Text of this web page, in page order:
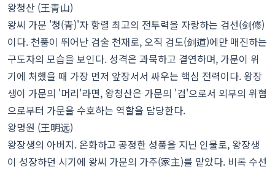
왕청산 (王青山)
왕씨 가문 '청(青)'자 항렬 최고의 전투력을 자랑하는 검선(剑修)
이다. 천품이 뛰어난 검술 천재로, 오직 검도(剑道)에만 매진하는
구도자의 모습을 보인다. 성격은 과묵하고 결연하며, 가문이 위
기에 처했을 때 가장 먼저 앞장서서 싸우는 핵심 전력이다. 왕장
생이 가문의 '머리'라면, 왕청산은 가문의 '검'으로서 외부의 위협
으로부터 가문을 수호하는 역할을 담당한다.
왕명원 (王明远)
왕장생의 아버지. 온화하고 공정한 성품을 지닌 인물로, 왕장생
이 성장하던 시기에 왕씨 가문의 가주(家主)를 맡았다. 비록 수선